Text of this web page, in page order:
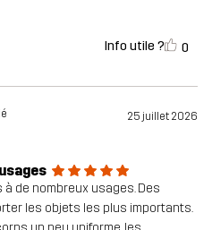
Info utile ? 0
25 juillet 2026
de nombreux usages. Des
les objets les plus importants.